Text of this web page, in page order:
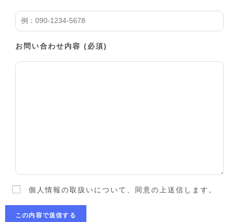
お問い合わせ内容 (必須)
個人情報の取扱いについて、同意の上送信します。